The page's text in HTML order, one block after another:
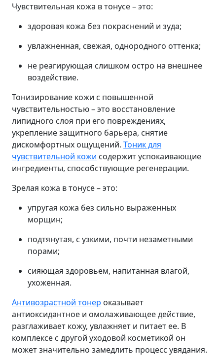
Чувствительная кожа в тонусе – это:
здоровая кожа без покраснений и зуда;
увлажненная, свежая, однородного оттенка;
не реагирующая слишком остро на внешнее
воздействие.
Тонизирование кожи с повышенной
чувствительностью – это восстановление
липидного слоя при его повреждениях,
укрепление защитного барьера, снятие
дискомфортных ощущений. Тоник для
чувствительной кожи содержит успокаивающие
ингредиенты, способствующие регенерации.
Зрелая кожа в тонусе – это:
упругая кожа без сильно выраженных
морщин;
подтянутая, с узкими, почти незаметными
порами;
сияющая здоровьем, напитанная влагой,
ухоженная.
Антивозрастной тонер оказывает
антиоксидантное и омолаживающее действие,
разглаживает кожу, увлажняет и питает ее. В
комплексе с другой уходовой косметикой он
может значительно замедлить процесс увядания.